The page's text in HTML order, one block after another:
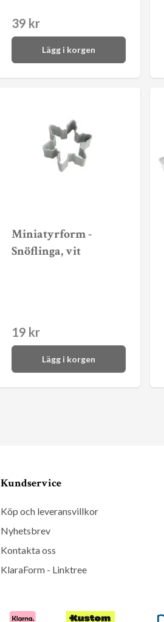
39 kr
Lägg i korgen
Miniatyrform -
Snöflinga, vit
19 kr
Lägg i korgen
Kundservice
Köp och leveransvillkor
Nyhetsbrev
Kontakta oss
KlaraForm - Linktree